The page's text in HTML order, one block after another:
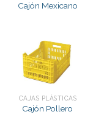
Cajón Mexicano
CAJAS PLÁSTICAS
Cajón Pollero